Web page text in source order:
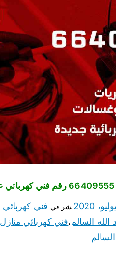
نشر في فني كهربائي
السالم ،فني كهربائي منازل